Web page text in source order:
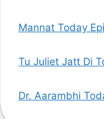
Mannat Today
Tu Juliet Jatt Di
Dr. Aarambhi